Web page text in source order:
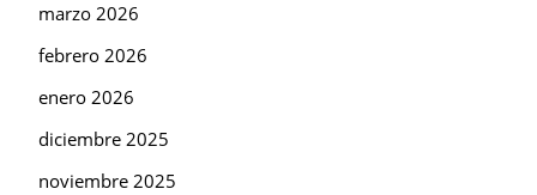
marzo 2026
febrero 2026
enero 2026
diciembre 2025
noviembre 2025